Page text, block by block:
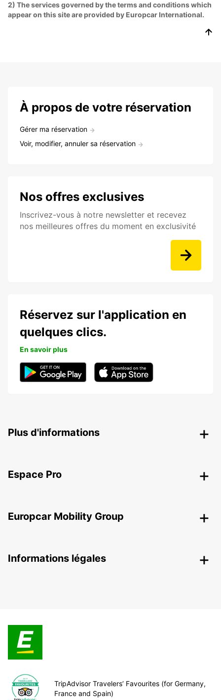
2) The services governed by the terms and conditions which
appear on this site are provided by Europcar International.
À propos de votre réservation
Gérer ma réservation
Voir, modifier, annuler sa réservation
Nos offres exclusives
Inscrivez-vous à notre newsletter et recevez
nos meilleures offres du moment en exclusivité
Réservez sur l'application en
quelques clics.
En savoir plus
Plus d'informations
Espace Pro
Europcar Mobility Group
Informations légales
TripAdvisor Travelers’ Favourites (for Germany,
France and Spain)